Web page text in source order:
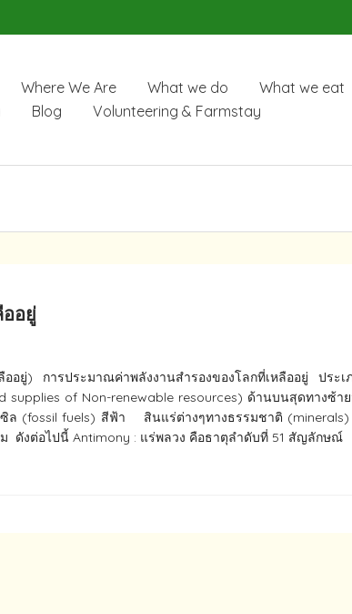
Where We Are What we do What we eat
Blog Volunteering & Farmstay
ออยู่
อยู่)​ การประมาณ​ค่าพลังงานสำรองของโลกที่เหลืออยู่ ประเ
of Non-renewable resources) ด้านบนสุดทางซ้า
ซิล​ (fossil fuels)​ สีฟ้า​ สินแร่ต่างๆทางธรรมชาติ​ (minerals)
ดังต่อไปนี้ Antimony : แร่พลวง​ คือธาตุลำดับที่ 51 สัญลักษณ์